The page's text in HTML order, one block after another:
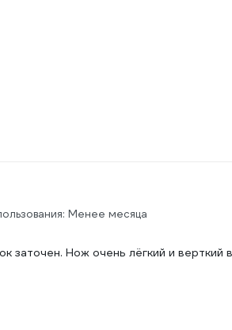
Менее месяца
заточен. Нож очень лёгкий и верткий